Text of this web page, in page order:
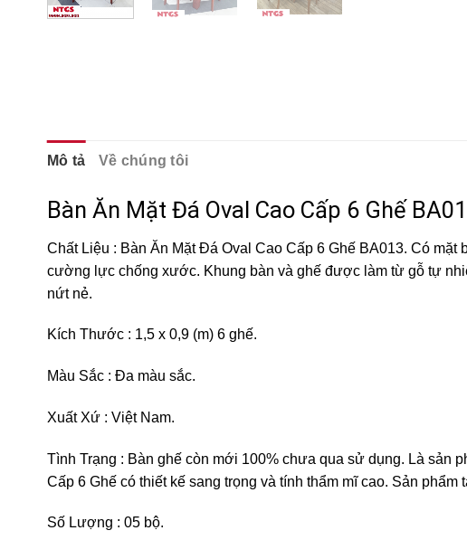
Mô tả Về chúng tôi
Bàn Ăn Mặt Đá Oval Cao Cấp 6 Ghế
Chất Liệu : Bàn Ăn Mặt Đá Oval Cao Cấp 6 Ghế BA013. Có
cường lực chống xước. Khung bàn và ghế được làm từ gỗ tự
nứt nẻ.
Kích Thước : 1,5 x 0,9 (m) 6 ghế.
Màu Sắc : Đa màu sắc.
Xuất Xứ : Việt Nam.
Tình Trạng : Bàn ghế còn mới 100% chưa qua sử dụng. Là sản
Cấp 6 Ghế có thiết kế sang trọng và tính thẩm mĩ cao. Sản
Số Lượng : 05 bộ.